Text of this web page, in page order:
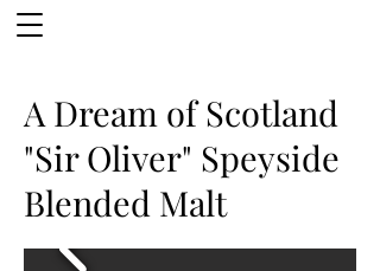
A Dream of Scotland
"Sir Oliver" Speyside
Blended Malt